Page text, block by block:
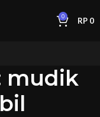
0 RP 0
mudik